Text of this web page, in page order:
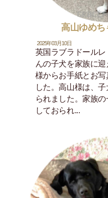
高山ゆめ
2025年03月10日
英国ラブラドール
んの子犬を家族に
様からお手紙とお写
した。高山様は、
られました。家族
しておられ...